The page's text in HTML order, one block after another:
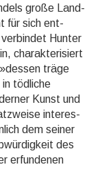
große Land­
für sich ent­
Hunter
charak­teri­siert
träge
in tödliche
Kunst und
interes­
dem seiner
des
erfun­denen